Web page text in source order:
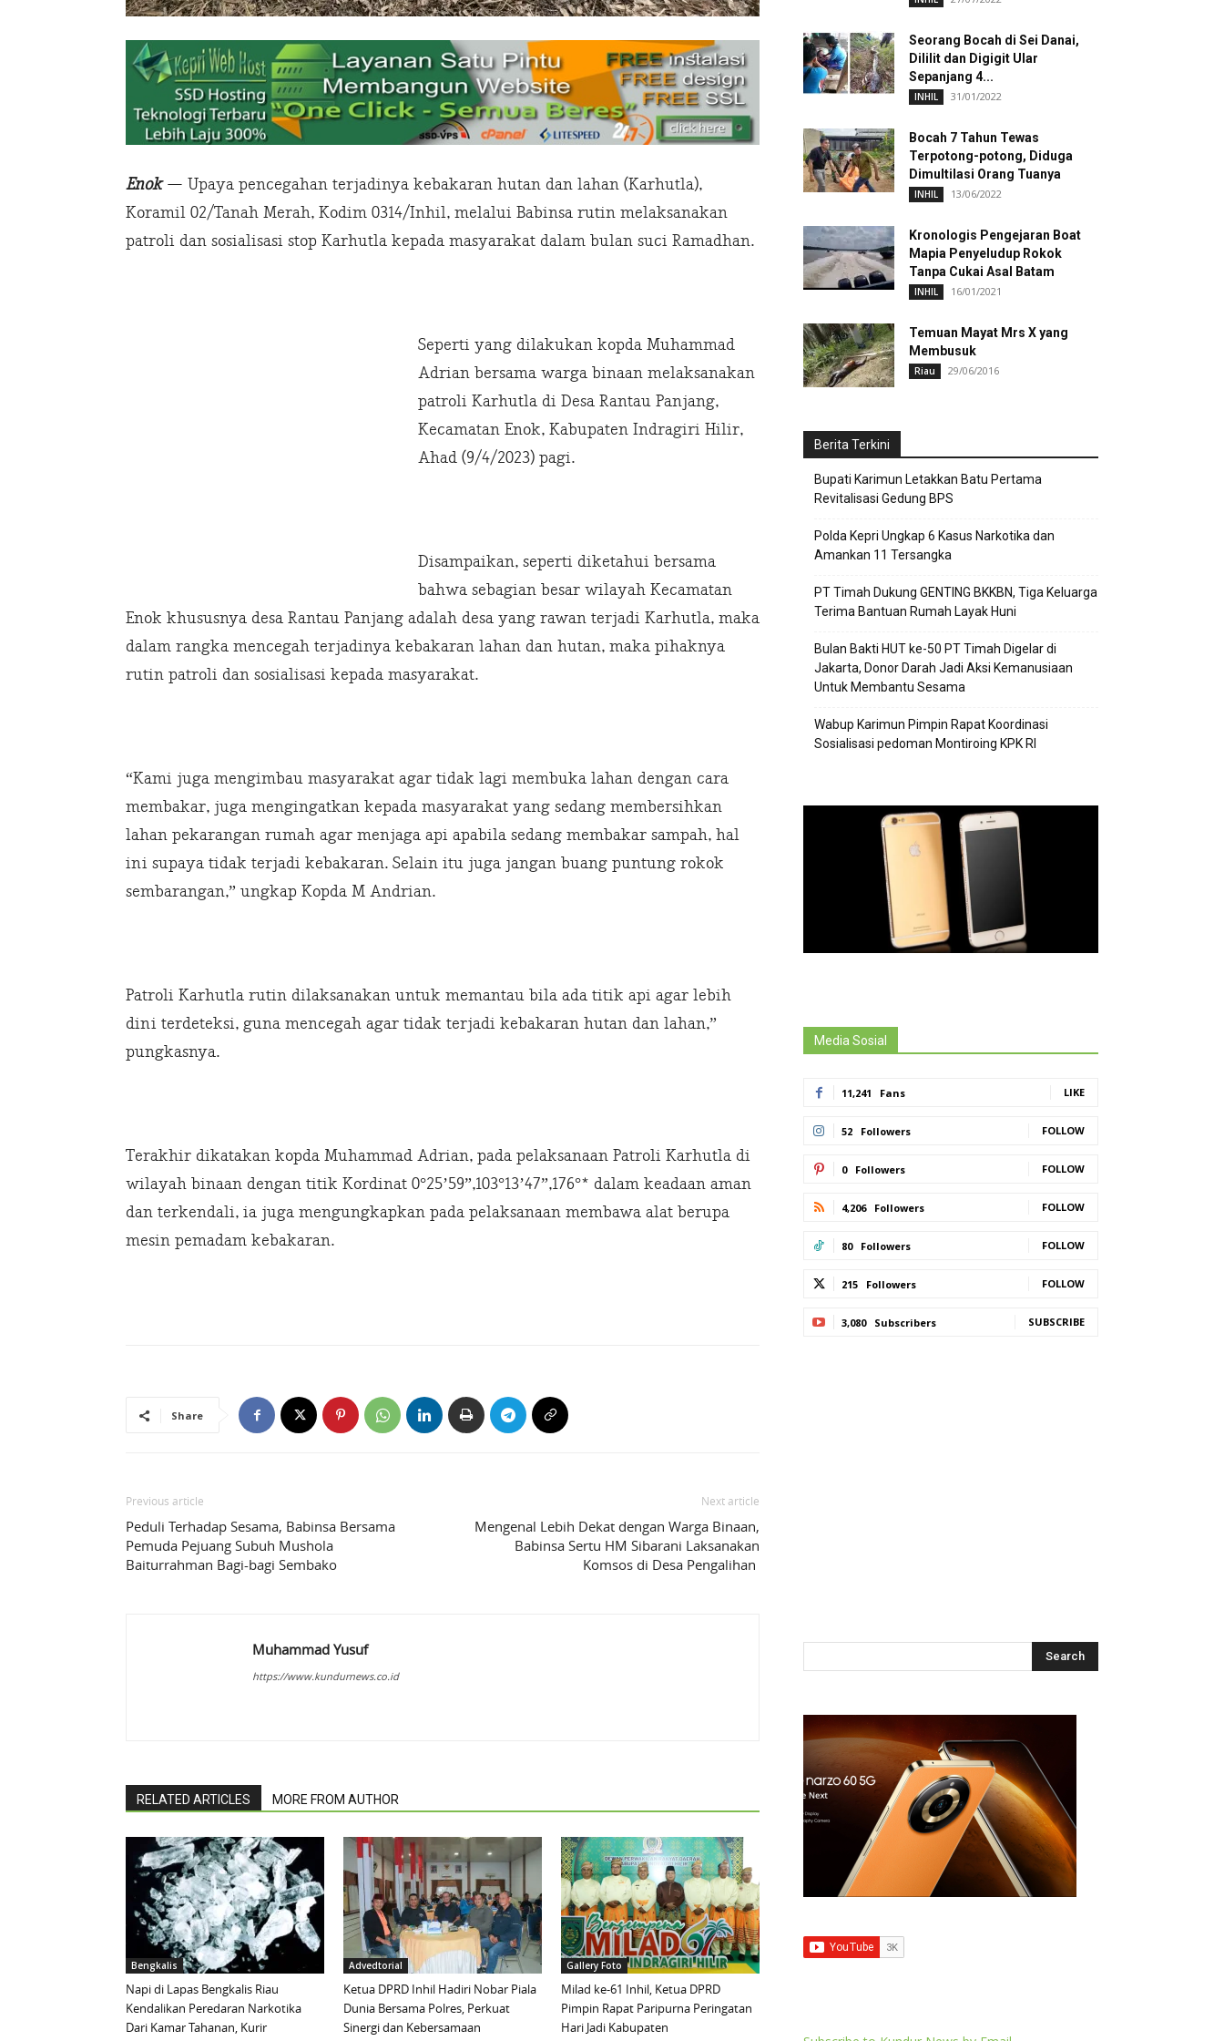
Enok— Upaya pencegahan terjadinya kebakaran hutan dan lahan (Karhutla),
Koramil 02/Tanah Merah, Kodim 0314/Inhil, melalui Babinsa rutin melaksanakan
patroli dan sosialisasi stop Karhutla kepada masyarakat dalam bulan suci Ramadhan.
Seperti yang dilakukan kopda Muhammad
Adrian bersama warga binaan melaksanakan
patroli Karhutla di Desa Rantau Panjang,
Kecamatan Enok, Kabupaten Indragiri Hilir,
Ahad (9/4/2023) pagi.
Disampaikan, seperti diketahui bersama
bahwa sebagian besar wilayah Kecamatan
Enok khususnya desa Rantau Panjang adalah desa yang rawan terjadi Karhutla, maka
dalam rangka mencegah terjadinya kebakaran lahan dan hutan, maka pihaknya
rutin patroli dan sosialisasi kepada masyarakat.
“Kami juga mengimbau masyarakat agar tidak lagi membuka lahan dengan cara
membakar, juga mengingatkan kepada masyarakat yang sedang membersihkan
lahan pekarangan rumah agar menjaga api apabila sedang membakar sampah, hal
ini supaya tidak terjadi kebakaran. Selain itu juga jangan buang puntung rokok
sembarangan,” ungkap Kopda M Andrian.
Patroli Karhutla rutin dilaksanakan untuk memantau bila ada titik api agar lebih
dini terdeteksi, guna mencegah agar tidak terjadi kebakaran hutan dan lahan,”
pungkasnya.
Terakhir dikatakan kopda Muhammad Adrian, pada pelaksanaan Patroli Karhutla di
wilayah binaan dengan titik Kordinat 0°25’59”,103°13’47”,176°* dalam keadaan aman
dan terkendali, ia juga mengungkapkan pada pelaksanaan membawa alat berupa
mesin pemadam kebakaran.
Share
Previous article
Peduli Terhadap Sesama, Babinsa Bersama
Pemuda Pejuang Subuh Mushola
Baiturrahman Bagi-bagi Sembako
Next article
Mengenal Lebih Dekat dengan Warga Binaan,
Babinsa Sertu HM Sibarani Laksanakan
Komsos di Desa Pengalihan
Muhammad Yusuf
https://www.kundurnews.co.id
RELATED ARTICLES MORE FROM AUTHOR
Bengkalis
Napi di Lapas Bengkalis Riau
Kendalikan Peredaran Narkotika
Dari Kamar Tahanan, Kurir
Advedtorial
Ketua DPRD Inhil Hadiri Nobar Piala
Dunia Bersama Polres, Perkuat
Sinergi dan Kebersamaan
Gallery Foto
Milad ke-61 Inhil, Ketua DPRD
Pimpin Rapat Paripurna Peringatan
Hari Jadi Kabupaten
Seorang Bocah di Sei Danai,
Dililit dan Digigit Ular
Sepanjang 4...
INHIL 31/01/2022
Bocah 7 Tahun Tewas
Terpotong-potong, Diduga
Dimultilasi Orang Tuanya
INHIL 13/06/2022
Kronologis Pengejaran Boat
Mapia Penyeludup Rokok
Tanpa Cukai Asal Batam
INHIL 16/01/2021
Temuan Mayat Mrs X yang
Membusuk
Riau 29/06/2016
Berita Terkini
Bupati Karimun Letakkan Batu Pertama
Revitalisasi Gedung BPS
Polda Kepri Ungkap 6 Kasus Narkotika dan
Amankan 11 Tersangka
PT Timah Dukung GENTING BKKBN, Tiga Keluarga
Terima Bantuan Rumah Layak Huni
Bulan Bakti HUT ke-50 PT Timah Digelar di
Jakarta, Donor Darah Jadi Aksi Kemanusiaan
Untuk Membantu Sesama
Wabup Karimun Pimpin Rapat Koordinasi
Sosialisasi pedoman Montiroing KPK RI
Media Sosial
11,241 Fans LIKE
52 Followers FOLLOW
0 Followers FOLLOW
4,206 Followers FOLLOW
80 Followers FOLLOW
215 Followers FOLLOW
3,080 Subscribers SUBSCRIBE